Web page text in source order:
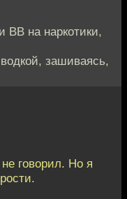
на наркотики,
зашиваясь,
говорил. Но я